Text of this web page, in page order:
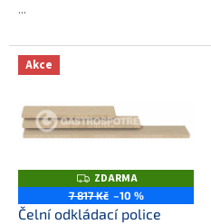
...
Akce
Z
D
A
R
ZDARMA
7 817 Kč –10 %
Čelní odkládací police